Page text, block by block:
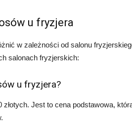
u fryzjera
w zależności od salonu
salonach fryzjerskich:
u fryzjera?
Jest to cena podstawowa,